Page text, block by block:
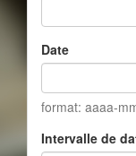
Date
format: aaaa-
Intervalle de